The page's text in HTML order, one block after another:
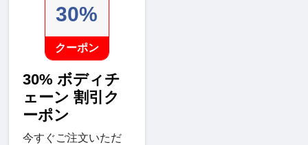
30%
クーポン
30% ボディチ
ェーン 割引ク
ーポン
今すぐご注文いただ